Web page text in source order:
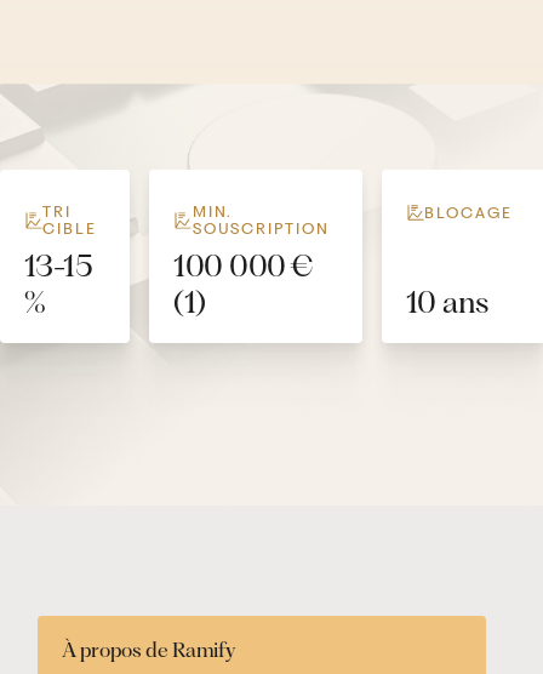
TRI
CIBLE
13-15
%
MIN.
SOUSCRIPTION
100 000 €
(1)
BLOCAGE
10 ans
À propos de Ramify